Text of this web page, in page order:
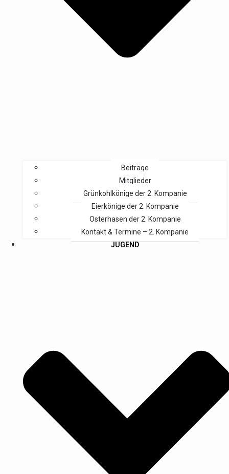
Beiträge
Mitglieder
Grünkohlkönige der 2. Kompanie
Eierkönige der 2. Kompanie
Osterhasen der 2. Kompanie
Kontakt & Termine – 2. Kompanie
JUGEND